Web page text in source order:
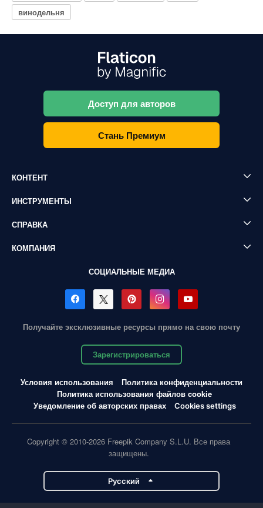
винодельня
Доступ для авторов
Стань Премиум
КОНТЕНТ
ИНСТРУМЕНТЫ
СПРАВКА
КОМПАНИЯ
СОЦИАЛЬНЫЕ МЕДИА
Получайте эксклюзивные ресурсы прямо на свою почту
Зарегистрироваться
Условия использования
Политика конфиденциальности
Политика использования файлов cookie
Уведомление об авторских правах
Cookies settings
Copyright © 2010-2026 Freepik Company S.L.U. Все права
защищены.
Pусский